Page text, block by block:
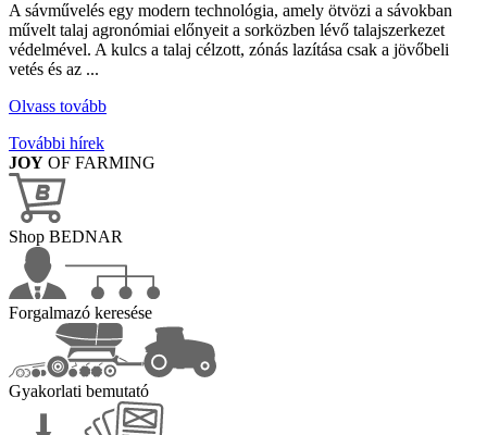
A sávművelés egy modern technológia, amely ötvözi a sávokban
művelt talaj agronómiai előnyeit a sorközben lévő talajszerkezet
védelmével. A kulcs a talaj célzott, zónás lazítása csak a jövőbeli
vetés és az ...
Olvass tovább
További hírek
JOY OF FARMING
Shop BEDNAR
Forgalmazó keresése
Gyakorlati bemutató